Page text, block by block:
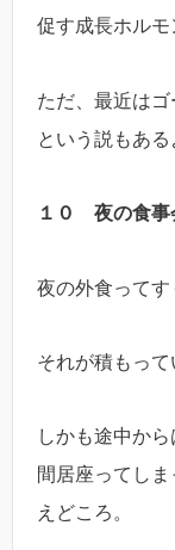
促す成長ホルモ
ただ、最近は
という説もある
１０ 夜の食事
夜の外食ってす
それが積もって
しかも途中か
間居座ってし
えどころ。